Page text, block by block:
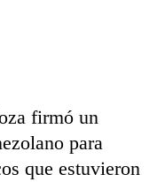
firmó un
para
que estuvieron